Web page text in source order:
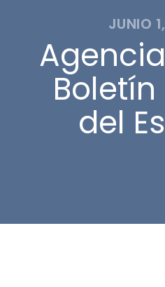
JUNIO
del